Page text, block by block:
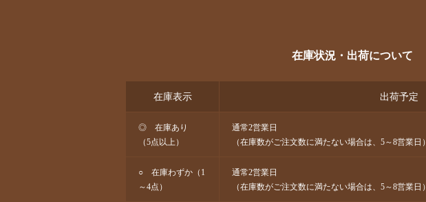
在庫状況・出荷について
在庫表示 出荷予定
◎ 在庫あり
（5点以上）
通常2営業日
（在庫数がご注文数に満たない場合は、5～8営業日）
○ 在庫わずか（1
～4点）
通常2営業日
（在庫数がご注文数に満たない場合は、5～8営業日）